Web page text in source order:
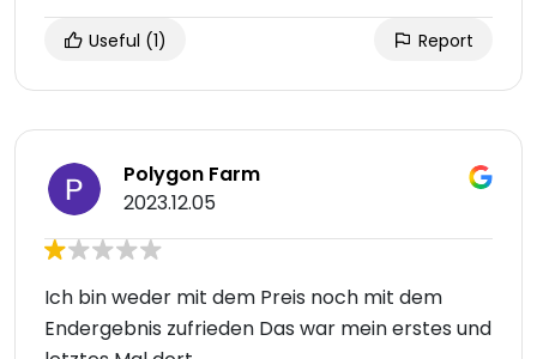
Useful (1) Report
Polygon Farm
2023.12.05
Ich bin weder mit dem Preis noch mit dem
Endergebnis zufrieden Das war mein erstes und